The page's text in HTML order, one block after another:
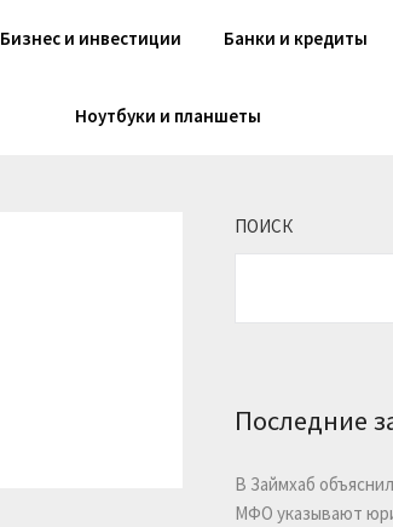
Бизнес и инвестиции Банки и кредиты
Ноутбуки и планшеты
ПОИСК
Последние
В Займхаб
МФО указывают